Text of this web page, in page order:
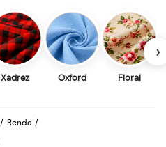
Xadrez Oxford Floral
›
Renda